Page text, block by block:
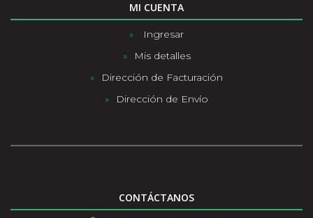
MI CUENTA
Ingresar
Mis detalles
Dirección de Facturación
Dirección de Envío
CONTÁCTANOS